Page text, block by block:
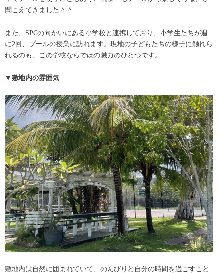
聞こえてきました＾＾
また、SPCの向かいにある小学校と連携しており、小学生たちが週
に2回、プールの授業に訪れます。現地の子どもたちの様子に触れら
れるのも、この学校ならではの魅力のひとつです。
▼敷地内の雰囲気
敷地内は自然に囲まれていて、のんびりと自分の時間を過ごすこと